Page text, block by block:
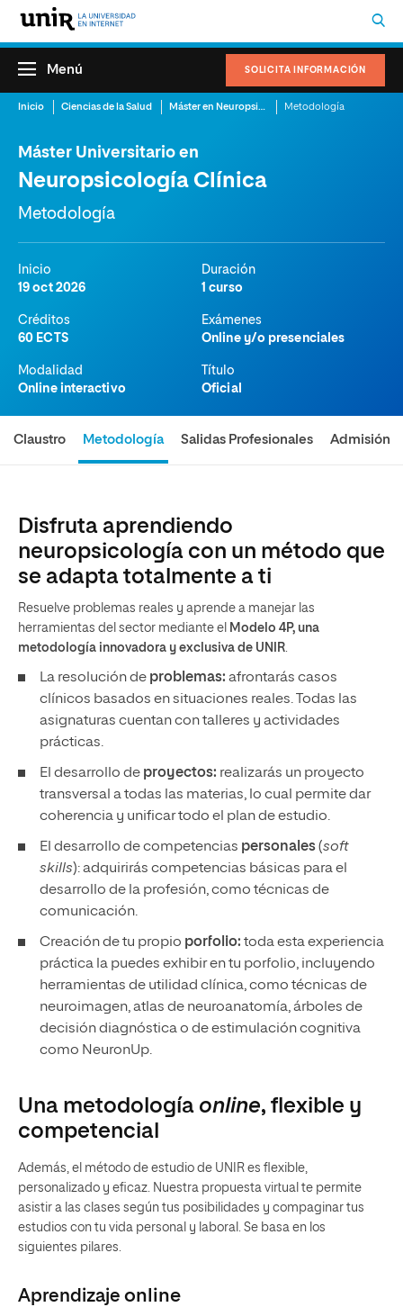
SOLICITA INFORMACIÓN
Menú
Inicio Ciencias de la Salud Máster en Neuropsicología Online Metodología
Máster Universitario en
Neuropsicología Clínica
Metodología
Inicio
19 oct 2026
Duración
1 curso
Créditos
60 ECTS
Exámenes
Online y/o presenciales
Modalidad
Online interactivo
Título
Oficial
Claustro Metodología Salidas Profesionales Admisión
Disfruta aprendiendo
neuropsicología con un método que
se adapta totalmente a ti
Resuelve problemas reales y aprende a manejar las
herramientas del sector mediante el Modelo 4P, una
metodología innovadora y exclusiva de UNIR.
La resolución de problemas: afrontarás casos
clínicos basados en situaciones reales. Todas las
asignaturas cuentan con talleres y actividades
prácticas.
El desarrollo de proyectos: realizarás un proyecto
transversal a todas las materias, lo cual permite dar
coherencia y unificar todo el plan de estudio.
El desarrollo de competencias personales(soft
skills): adquirirás competencias básicas para el
desarrollo de la profesión, como técnicas de
comunicación.
Creación de tu propio porfolio: toda esta experiencia
práctica la puedes exhibir en tu porfolio, incluyendo
herramientas de utilidad clínica, como técnicas de
neuroimagen, atlas de neuroanatomía, árboles de
decisión diagnóstica o de estimulación cognitiva
como NeuronUp.
Una metodología online, flexible y
competencial
Además, el método de estudio de UNIR es flexible,
personalizado y eficaz. Nuestra propuesta virtual te permite
asistir a las clases según tus posibilidades y compaginar tus
estudios con tu vida personal y laboral. Se basa en los
siguientes pilares.
Aprendizaje online